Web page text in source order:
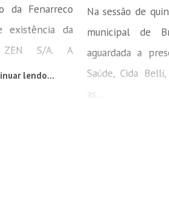
da Fenarreco
existência da
ZEN S/A. A
lendo...
Na sessão de
municipal de
aguardada a
Saúde, Cida
as...